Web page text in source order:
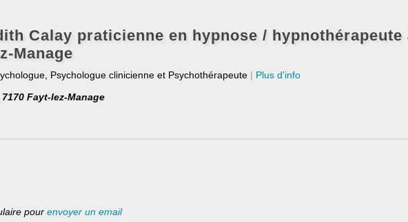
Calay praticienne en hypnose / hypnothérapeute
Manage
Psychologue clinicienne et Psychothérapeute | Plus d'info
Fayt-lez-Manage
pourenvoyer un email